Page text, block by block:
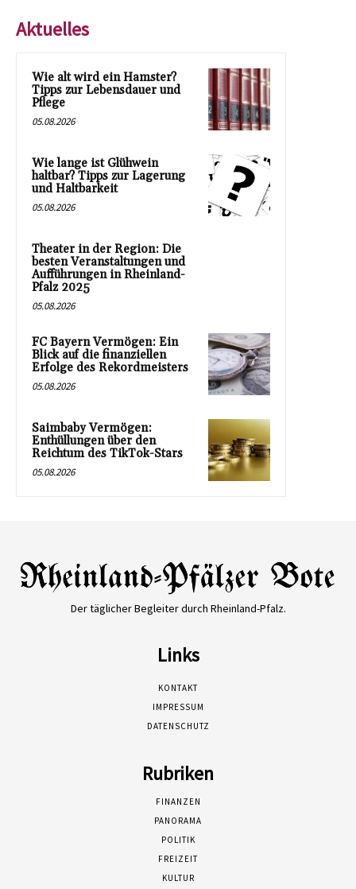
Aktuelles
Wie alt wird ein Hamster?
Tipps zur Lebensdauer und
Pflege
05.08.2026
Wie lange ist Glühwein
haltbar? Tipps zur Lagerung
und Haltbarkeit
05.08.2026
Theater in der Region: Die
besten Veranstaltungen und
Aufführungen in Rheinland-
Pfalz 2025
05.08.2026
FC Bayern Vermögen: Ein
Blick auf die finanziellen
Erfolge des Rekordmeisters
05.08.2026
Saimbaby Vermögen:
Enthüllungen über den
Reichtum des TikTok-Stars
05.08.2026
Der täglicher Begleiter durch Rheinland-Pfalz.
Links
KONTAKT
IMPRESSUM
DATENSCHUTZ
Rubriken
FINANZEN
PANORAMA
POLITIK
FREIZEIT
KULTUR